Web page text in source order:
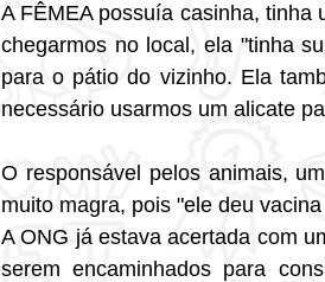
A FÊMEA possuía casinha, tinha
chegarmos no local, ela "tinha
para o pátio do vizinho. Ela
necessário usarmos um alicate
O responsável pelos animais,
muito magra, pois "ele deu
A ONG já estava acertada com
serem encaminhados para